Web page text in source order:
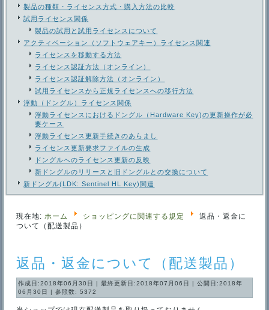
製品の種類・ライセンス方式・購入方法の比較
試用ライセンス関係
製品の試用と試用ライセンスについて
アクティベーション（ソフトウェアキー）ライセンス関連
ライセンスを移動する方法
ライセンス認証方法（オンライン）
ライセンス認証解除方法（オンライン）
試用ライセンスから正規ライセンスへの移行方法
浮動（ドングル）ライセンス関係
浮動ライセンスにおけるドングル（Hardware Key)の更新操作が必
要ケース
浮動ライセンス更新手続きのあらまし
ライセンス更新要求ファイルの生成
ドングルへのライセンス更新の反映
新ドングルのリリースと旧ドングルとの交換について
新ドングル(LDK: Sentinel HL Key)関連
現在地: ホーム ショッピングに関連する規定
返品・返金に
ついて（配送製品）
返品・返金について（配送製品）
作成日:2018年06月30日 |最終更新日:2018年07月06日 |公開日:2018年
06月30日
|参照数: 5372